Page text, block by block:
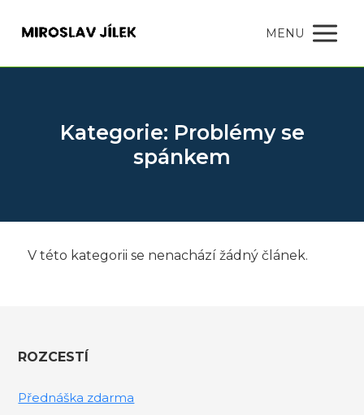
MENU
Kategorie: Problémy se
spánkem
V této kategorii se nenachází žádný článek.
ROZCESTÍ
Přednáška zdarma